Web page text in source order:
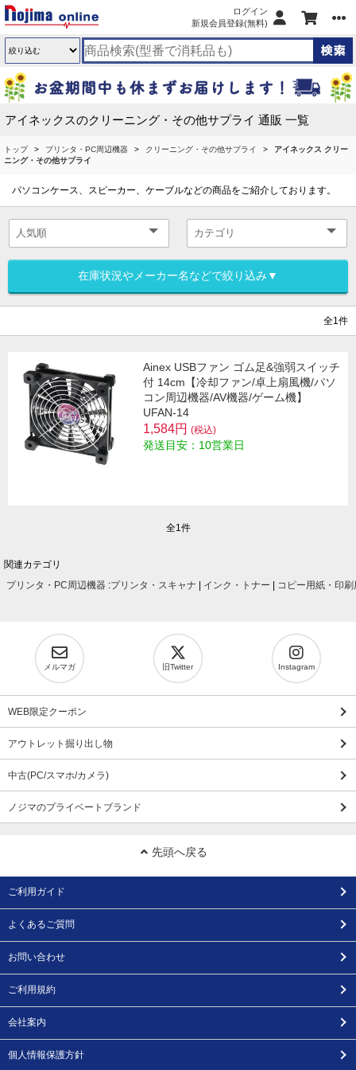
ログイン
新規会員登録(無料)
アイネックスのクリーニング・その他サプライ 通販 一覧
トップ プリンタ・PC周辺機器 クリーニング・その他サプライ
アイネックス クリー
ニング・その他サプライ
パソコンケース、スピーカー、ケーブルなどの商品をご紹介しております。
在庫状況やメーカー名などで絞り込み▼
全1件
Ainex USBファン ゴム足&強弱スイッチ
付 14cm【冷却ファン/卓上扇風機/パソ
コン周辺機器/AV機器/ゲーム機】
UFAN-14
1,584円 (税込)
発送目安：10営業日
全1件
関連カテゴリ
プリンタ・PC周辺機器 :プリンタ・スキャナ インク・トナー コピー用紙・印刷
メルマガ 旧Twitter Instagram
WEB限定クーポン
アウトレット掘り出し物
中古(PC/スマホ/カメラ)
ノジマのプライベートブランド
先頭へ戻る
ご利用ガイド
よくあるご質問
お問い合わせ
ご利用規約
会社案内
個人情報保護方針